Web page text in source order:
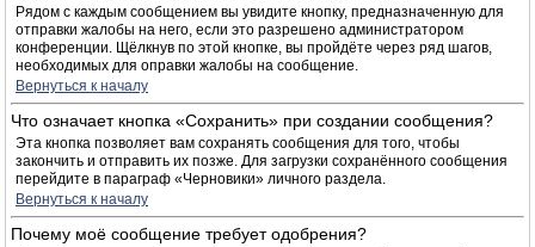
Рядом с каждым сообщением вы увидите кнопку, предназначенную для
отправки жалобы на него, если это разрешено администратором
конференции. Щёлкнув по этой кнопке, вы пройдёте через ряд шагов,
необходимых для оправки жалобы на сообщение.
Вернуться к началу
Что означает кнопка «Сохранить» при создании сообщения?
Эта кнопка позволяет вам сохранять сообщения для того, чтобы
закончить и отправить их позже. Для загрузки сохранённого сообщения
перейдите в параграф «Черновики» личного раздела.
Вернуться к началу
Почему моё сообщение требует одобрения?